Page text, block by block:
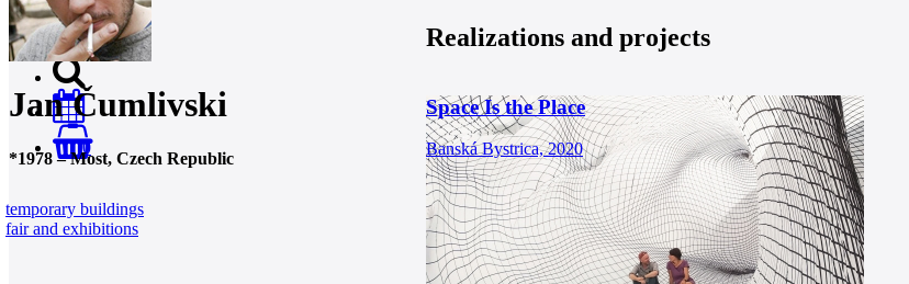
cz
0
Jan Čumlivski
*1978–Most, Czech Republic
temporary buildings
fair and exhibitions
Realizations and projects
Space Is the Place
Banská Bystrica, 2020